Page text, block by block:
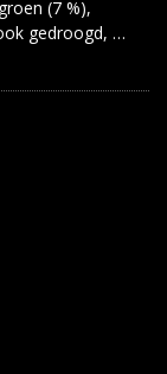
(7 %),
gedroogd,
dextrose